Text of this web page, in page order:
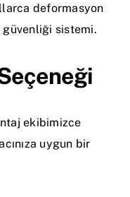
deformasyon
sistemi.
ekibimizce
uygun bir